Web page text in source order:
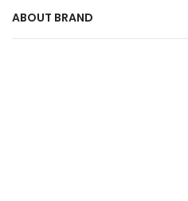
ABOUT BRAND